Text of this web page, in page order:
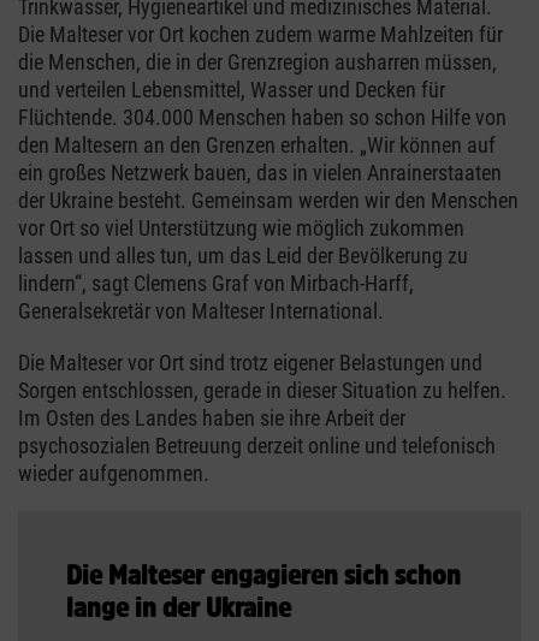
Trinkwasser, Hygieneartikel und medizinisches Material.
Die Malteser vor Ort kochen zudem warme Mahlzeiten für
die Menschen, die in der Grenzregion ausharren müssen,
und verteilen Lebensmittel, Wasser und Decken für
Flüchtende. 304.000 Menschen haben so schon Hilfe von
den Maltesern an den Grenzen erhalten. „Wir können auf
ein großes Netzwerk bauen, das in vielen Anrainerstaaten
der Ukraine besteht. Gemeinsam werden wir den Menschen
vor Ort so viel Unterstützung wie möglich zukommen
lassen und alles tun, um das Leid der Bevölkerung zu
lindern“, sagt Clemens Graf von Mirbach-Harff,
Generalsekretär von Malteser International.
Die Malteser vor Ort sind trotz eigener Belastungen und
Sorgen entschlossen, gerade in dieser Situation zu helfen.
Im Osten des Landes haben sie ihre Arbeit der
psychosozialen Betreuung derzeit online und telefonisch
wieder aufgenommen.
Die Malteser engagieren sich schon
lange in der Ukraine